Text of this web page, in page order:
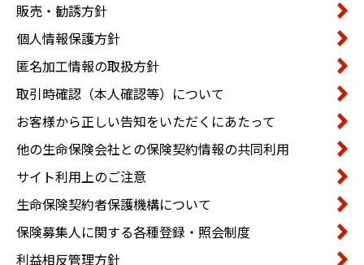
販売・勧誘方針
個人情報保護方針
匿名加工情報の取扱方針
取引時確認（本人確認等）について
お客様から正しい告知をいただくにあたって
他の生命保険会社との保険契約情報の共同利用
サイト利用上のご注意
生命保険契約者保護機構について
保険募集人に関する各種登録・照会制度
利益相反管理方針